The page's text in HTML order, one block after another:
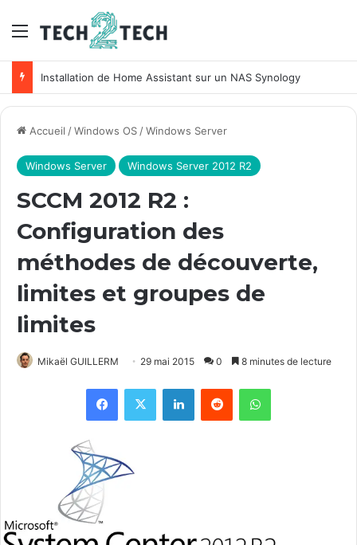
Menu
Accueil /Windows OS/Windows Server
Windows Server Windows Server 2012 R2
SCCM 2012 R2 :
Configuration des
méthodes de découverte,
limites et groupes de
limites
Mikaël GUILLERM 29 mai 2015 0 8 minutes de lecture